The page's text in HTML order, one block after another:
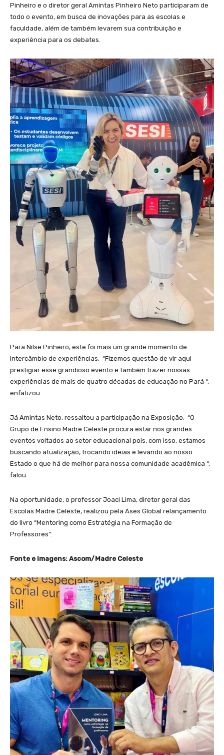
Pinheiro e o diretor geral Amintas Pinheiro Neto participaram de
todo o evento, em busca de inovações para as escolas e
faculdade, além de também levarem sua contribuição e
experiência para os debates.
Para Nilse Pinheiro, este foi mais um grande momento de
intercâmbio de experiências. “Fizemos questão de vir aqui
prestigiar esse grandioso evento e também trazer nossas
experiências de mais de quatro décadas de educação no Pará “,
enfatizou.
Já Amintas Neto, ressaltou a participação na Exposição. “O
Grupo de Ensino Madre Celeste procura estar nos grandes
eventos voltados ao setor educacional pois, com isso, estamos
buscando atualização, trocando ideias e levando ao nosso
Estado o que há de melhor para nossa comunidade acadêmica “,
falou.
Na oportunidade, o professor Joaci Lima, diretor geral das
Escolas Madre Celeste, realizou pela Ases Global relançamento
do livro “Mentoring como Estratégia na Formação de
Professores”.
Fonte e imagens: Ascom/Madre Celeste